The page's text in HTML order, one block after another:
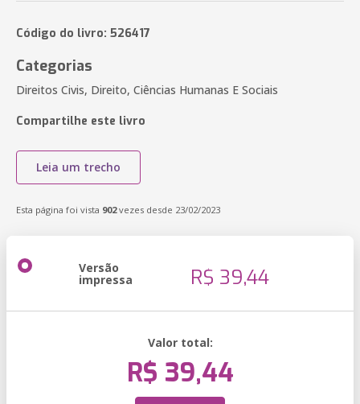
Código do livro: 526417
Categorias
Direitos Civis, Direito, Ciências Humanas E Sociais
Compartilhe este livro
Leia um trecho
Esta página foi vista 902vezes desde 23/02/2023
Versão
impressa R$ 39,44
Valor total:
R$ 39,44